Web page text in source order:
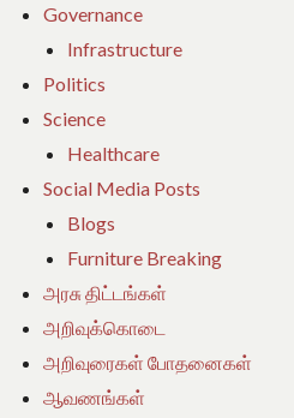
Governance
Infrastructure
Politics
Science
Healthcare
Social Media Posts
Blogs
Furniture Breaking
அரசு திட்டங்கள்
அறிவுக்கொடை
அறிவுரைகள் போதனைகள்
ஆவணங்கள்